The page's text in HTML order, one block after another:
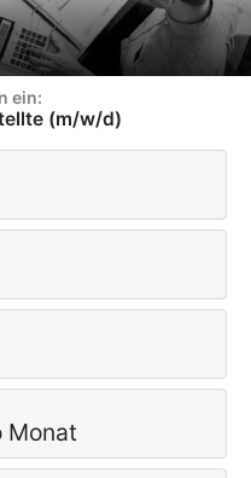
ein:
(m/w/d)
Monat